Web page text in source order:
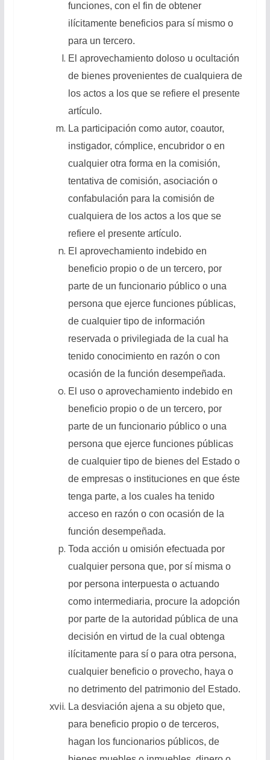
funciones, con el fin de obtener
ilícitamente beneficios para sí mismo o
para un tercero.
El aprovechamiento doloso u ocultación
de bienes provenientes de cualquiera de
los actos a los que se refiere el presente
artículo.
La participación como autor, coautor,
instigador, cómplice, encubridor o en
cualquier otra forma en la comisión,
tentativa de comisión, asociación o
confabulación para la comisión de
cualquiera de los actos a los que se
refiere el presente artículo.
El aprovechamiento indebido en
beneficio propio o de un tercero, por
parte de un funcionario público o una
persona que ejerce funciones públicas,
de cualquier tipo de información
reservada o privilegiada de la cual ha
tenido conocimiento en razón o con
ocasión de la función desempeñada.
El uso o aprovechamiento indebido en
beneficio propio o de un tercero, por
parte de un funcionario público o una
persona que ejerce funciones públicas
de cualquier tipo de bienes del Estado o
de empresas o instituciones en que éste
tenga parte, a los cuales ha tenido
acceso en razón o con ocasión de la
función desempeñada.
Toda acción u omisión efectuada por
cualquier persona que, por sí misma o
por persona interpuesta o actuando
como intermediaria, procure la adopción
por parte de la autoridad pública de una
decisión en virtud de la cual obtenga
ilícitamente para sí o para otra persona,
cualquier beneficio o provecho, haya o
no detrimento del patrimonio del Estado.
La desviación ajena a su objeto que,
para beneficio propio o de terceros,
hagan los funcionarios públicos, de